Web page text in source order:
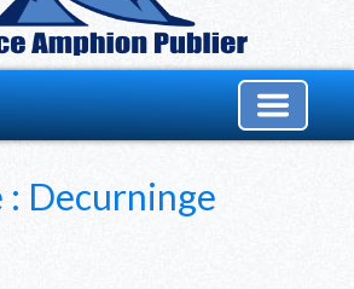
: Decurninge